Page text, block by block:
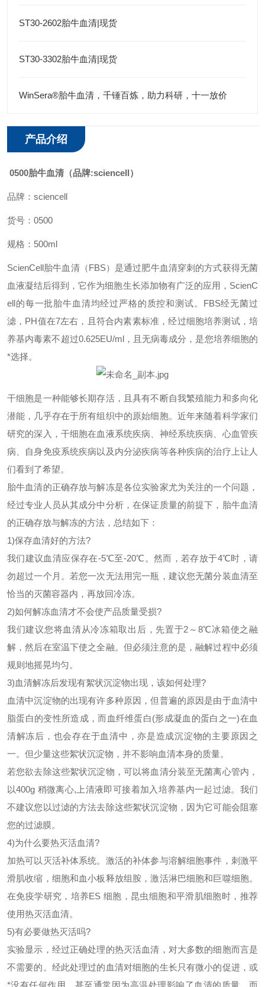
ST30-2602胎牛血清|现货
ST30-3302胎牛血清|现货
WinSera®胎牛血清，千锤百炼，助力科研，十一放价
产品介绍
0500胎牛血清（品牌:sciencell）
品牌： sciencell
货号： 0500
规格： 500ml
ScienCell胎牛血清（FBS）是通过肥牛血清穿刺的方式获得无菌
血液凝结后得到，它作为细胞生长添加物有广泛的应用，ScienC
ell的每一批胎牛血清均经过严格的质控和测试。FBS经无菌过
滤，PH值在7左右，且符合内素素标准，经过细胞培养测试，培
养基内毒素不超过0.625EU/ml，且无病毒成分，是您培养细胞的
*选择。
干细胞是一种能够长期存活，且具有不断自我繁殖能力和多向化
潜能，几乎存在于所有组织中的原始细胞。近年来随着科学家们
研究的深入，干细胞在血液系统疾病、神经系统疾病、心血管疾
病、自身免疫系统疾病以及内分泌疾病等各种疾病的治疗上让人
们看到了希望。
胎牛血清的正确存放与解冻是各位实验家尤为关注的一个问题，
经过专业人员从其成分中分析，在保证质量的前提下，胎牛血清
的正确存放与解冻的方法，总结如下：
1)保存血清好的方法?
我们建议血清应保存在-5℃至-20℃。然而，若存放于4℃时，请
勿超过一个月。若您一次无法用完一瓶，建议您无菌分装血清至
恰当的灭菌容器内，再放回冷冻。
2)如何解冻血清才不会使产品质量受损?
我们建议您将血清从冷冻箱取出后，先置于2～8℃冰箱使之融
解，然后在室温下使之全融。但必须注意的是，融解过程中必须
规则地摇晃均匀。
3)血清解冻后发现有絮状沉淀物出现，该如何处理?
血清中沉淀物的出现有许多种原因，但普遍的原因是由于血清中
脂蛋白的变性所造成，而血纤维蛋白(形成凝血的蛋白之一)在血
清解冻后，也会存在于血清中，亦是造成沉淀物的主要原因之
一。但少量这些絮状沉淀物，并不影响血清本身的质量。
若您欲去除这些絮状沉淀物，可以将血清分装至无菌离心管内，
以400g 稍微离心,上清液即可接着加入培养基内一起过滤。我们
不建议您以过滤的方法去除这些絮状沉淀物，因为它可能会阻塞
您的过滤膜。
4)为什么要热灭活血清?
加热可以灭活补体系统。激活的补体参与溶解细胞事件，刺激平
滑肌收缩，细胞和血小板释放组胺，激活淋巴细胞和巨噬细胞。
在免疫学研究，培养ES 细胞，昆虫细胞和平滑肌细胞时，推荐
使用热灭活血清。
5)有必要做热灭活吗?
实验显示，经过正确处理的热灭活血清，对大多数的细胞而言是
不需要的。经此处理过的血清对细胞的生长只有微小的促进，或
*没有任何作用，甚至通常因为高温处理影响了血清的质量，而